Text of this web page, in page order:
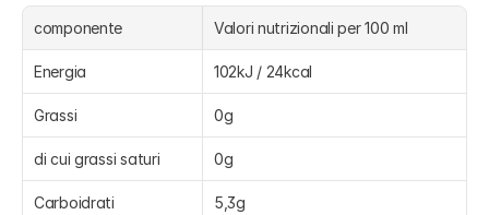
componente Valori nutrizionali per 100 ml
Energia 102kJ / 24kcal
Grassi 0g
di cui grassi saturi 0g
Carboidrati 5,3g